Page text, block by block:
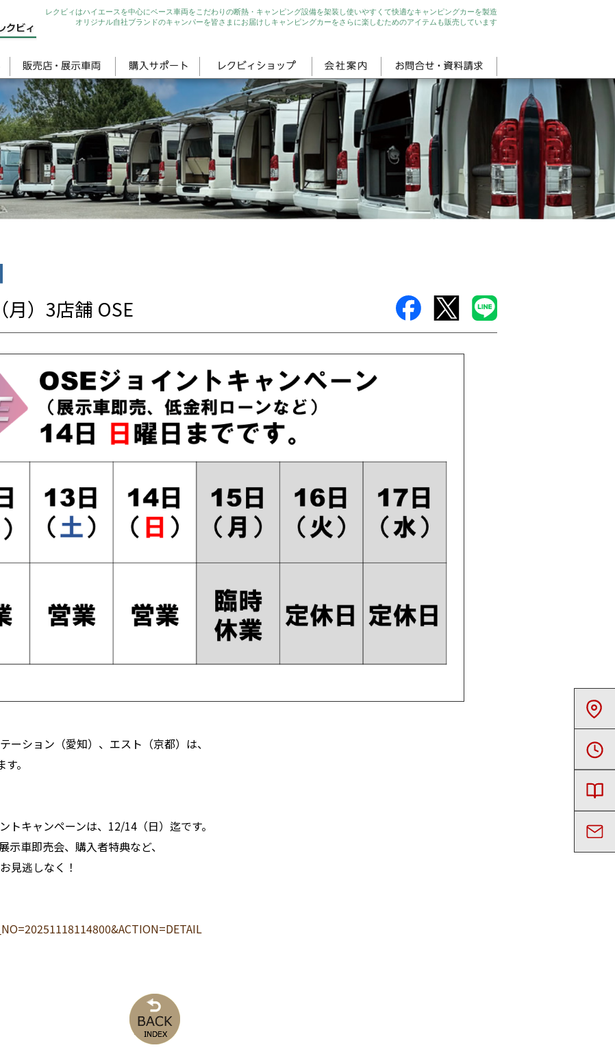
レクビィはハイエースを中心にベース車両をこだわりの断熱・キャンピング設備を架装し使いやすくて快適なキャンピングカーを製造
オリジナル自社ブランドのキャンパーを皆さまにお届けしキャンピングカーをさらに楽しむためのアイテムも販売しています
月）3店舗 OSE
ーション（愛知）、エスト（京都）は、
。
トキャンペーンは、12/14（日）迄です。
示車即売会、購入者特典など、
見逃しなく！